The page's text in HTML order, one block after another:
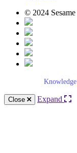
© 2024
Close Expand